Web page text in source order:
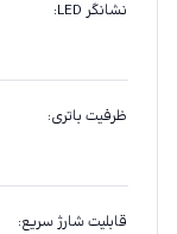
نشانگر LED :
ظرفیت باتری:
قابلیت شارژ سریع: